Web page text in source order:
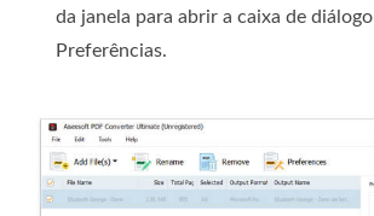
da janela para abrir a caixa de diálogo
Preferências.